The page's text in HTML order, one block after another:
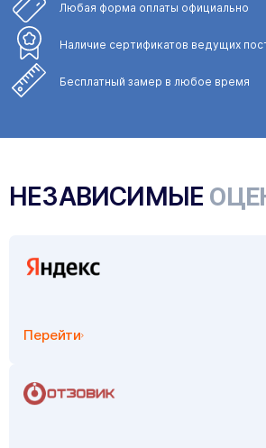
Любая форма оплаты официально
Наличие сертификатов ведущих
Бесплатный замер в любое время
НЕЗАВИСИМЫЕ
Перейти